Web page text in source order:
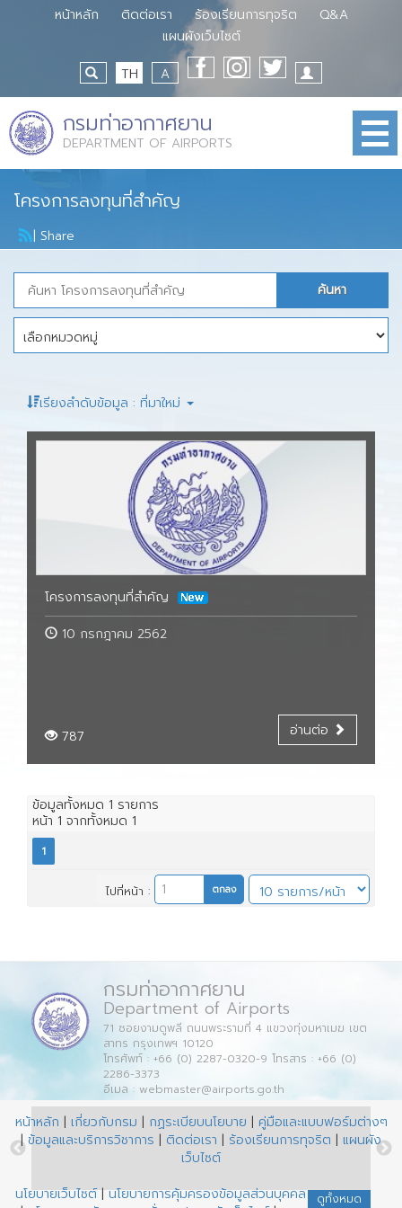
หน้าหลัก ติดต่อเรา ร้องเรียนการทุจริต
Q&A
แผนผังเว็บไซต์
TH
A
กรมท่าอากาศยาน
DEPARTMENT OF AIRPORTS
โครงการลงทุนที่สำคัญ
| Share
เรียงลำดับข้อมูล : ที่มาใหม่
โครงการลงทุนที่สำคัญ
10 กรกฎาคม 2562
787 อ่านต่อ
ข้อมูลทั้งหมด 1 รายการ
หน้า 1 จากทั้งหมด 1
1
ไปที่หน้า :
กรมท่าอากาศยาน
Department of Airports
71 ซอยงามดูพลี ถนนพระรามที่ 4 แขวงทุ่งมหาเมฆ เขต
สาทร กรุงเทพฯ 10120
โทรศัพท์ : +66 (0) 2287-0320-9 โทรสาร : +66 (0)
2286-3373
อีเมล : webmaster@airports.go.th
ดูทั้งหมด
หน้าหลัก | เกี่ยวกับกรม | กฏระเบียบนโยบาย | คู่มือและแบบฟอร์มต่างๆ
|ข้อมูลและบริการวิชาการ | ติดต่อเรา | ร้องเรียนการทุจริต | แผนผัง
เว็บไซต์
นโยบายเว็บไซต์|นโยบายการคุ้มครองข้อมูลส่วนบุคคล